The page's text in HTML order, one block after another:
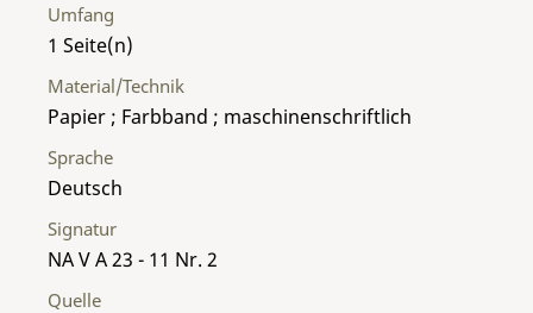
Umfang
1
Material/Technik
Papier ; Farbband ; maschinenschriftlich
Sprache
Deutsch
Signatur
NA V A 23 - 11 Nr. 2
Quelle